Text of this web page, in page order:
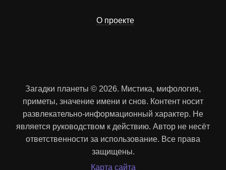
О проекте
Загадки планеты © 2026. Мистика, мифология,
приметы, значение имени и снов. Контент носит
развлекательно-информационный характер. Не
является руководством к действию. Автор не несёт
ответственности за использование. Все права
защищены.
Карта сайта